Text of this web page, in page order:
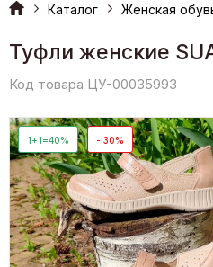
Каталог Женская
Туфли женские
Код товара ЦУ-00035993
1+1=40% - 30%